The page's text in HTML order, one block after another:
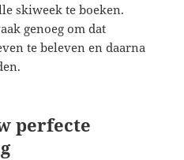
skiweek te boeken.
genoeg om dat
te beleven en daarna
perfecte